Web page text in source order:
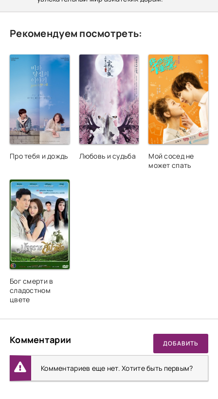
Рекомендуем посмотреть:
Про тебя и дождь Любовь и судьба
Мой сосед не
может спать
Бог смерти в
сладостном
цвете
Комментарии ДОБАВИТЬ
Комментариев еще нет. Хотите быть первым?